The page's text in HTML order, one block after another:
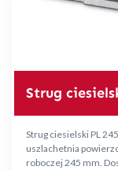
Strug
Strug ciesielski PL
uszlachetnia
roboczej 245 mm.